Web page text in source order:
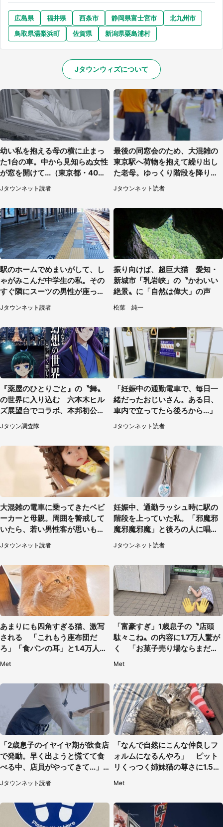
広島県 福井県 西条市 静岡県富士宮市
北九州市
鳥取県湯梨浜町
佐賀県 新潟県粟島浦村
Jタウンウィズについて
幼い私を抱える母の横に止まっ
た1台の車。中から見知らぬ女性
が窓を開けて...（東京都・40代
男性）
Jタウンネット読者
最後の同窓会のため、大混雑の
東京駅へ荷物を抱えて繰り出し
た老母。ゆっくり階段を降りて
たらスーツの男性が（東京都・
50代女性）
Jタウンネット読者
駅のホームでめまいがして、し
ゃがみこんだ中学生の私。その
すぐ隣にスーツの男性が座って
きて（千葉県・20代女性）
Jタウンネット読者
振り向けば、超巨大猫 愛知・
新城市「乳岩峡」の〝かわいい
絶景〟に「自然は偉大」の声
松葉 純一
『薬屋のひとりごと』の〝舞〟
の世界に入り込む 六本木ヒル
ズ展望台でコラボ、本邦初公開
の「猫猫像」も【8／1～10／2
6】
Jタウン調査隊
「妊娠中の通勤電車で、毎日一
緒だったおじいさん。ある日、
車内で立ってたら後ろから...」
Jタウンネット読者
大混雑の電車に乗ってきたベビ
ーカーと母親。周囲を警戒して
いたら、若い男性客が思いもよ
らぬ行動に（東京都・50代女
性）
Jタウンネット読者
妊娠中、通勤ラッシュ時に駅の
階段を上っていた私。「邪魔邪
魔邪魔邪魔」と後ろの人に唱え
られて（神奈川県・30代女性）
Jタウンネット読者
あまりにも四角すぎる猫、激写
される 「これもう座布団だ
ろ」「食パンの耳」と1.4万人困
惑
Met
「富豪すぎ」1歳息子の〝店頭
駄々こね〟の内容に1.7万人驚が
く 「お菓子売り場ならまだし
も...」「ハードル高い」
Met
「2歳息子のイヤイヤ期が飲食店
で発動。早く出ようと慌てて食
べる中、店員がやってきて...」
（岡山県・40代女性）
Jタウンネット読者
「なんで自然にこんな仲良しフ
ォルムになるんやろ」 ピット
リくっつく姉妹猫の尊さに1.5万
Met